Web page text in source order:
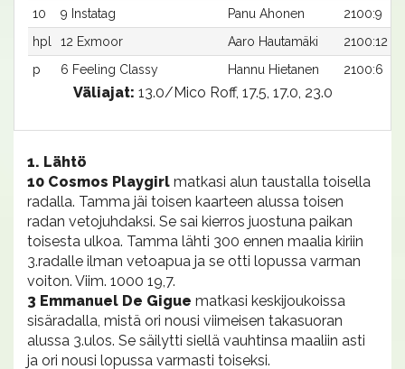
10
9 Instatag Panu Ahonen
2100:9
hpl
12 Exmoor Aaro Hautamäki
2100:12
p
6 Feeling Classy Hannu Hietanen 2100:6
Väliajat: 13.0/Mico Roff, 17.5, 17.0, 23.0
1. Lähtö
10 Cosmos Playgirl matkasi alun taustalla toisella
radalla. Tamma jäi toisen kaarteen alussa toisen
radan vetojuhdaksi. Se sai kierros juostuna paikan
toisesta ulkoa. Tamma lähti 300 ennen maalia kiriin
3.radalle ilman vetoapua ja se otti lopussa varman
voiton. Viim. 1000 19,7.
3 Emmanuel De Gigue matkasi keskijoukoissa
sisäradalla, mistä ori nousi viimeisen takasuoran
alussa 3.ulos. Se säilytti siellä vauhtinsa maaliin asti
ja ori nousi lopussa varmasti toiseksi.